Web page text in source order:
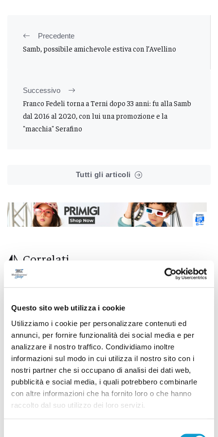
Questo sito web utilizza i cookie
Utilizziamo i cookie per personalizzare contenuti ed
annunci, per fornire funzionalità dei social media e per
analizzare il nostro traffico. Condividiamo inoltre
informazioni sul modo in cui utilizza il nostro sito con i
nostri partner che si occupano di analisi dei dati web,
pubblicità e social media, i quali potrebbero combinarle
con altre informazioni che ha fornito loro o che hanno
raccolto dal suo utilizzo dei loro servizi.
Precedente
Samb, possibile amichevole estiva con l’Avellino
Successivo
Franco Fedeli torna a Terni dopo 33 anni: fu alla Samb
dal 2016 al 2020, con lui una promozione e la
"macchia" Serafino
Tutti gli articoli
Correlati